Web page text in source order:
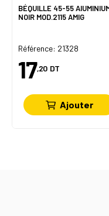
BÉQUILLE 45-55
NOIR MOD.2115 AMIG
Référence: 21328
17,20 DT
Ajouter